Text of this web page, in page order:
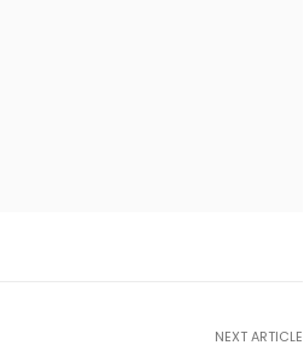
NEXT ARTICLE